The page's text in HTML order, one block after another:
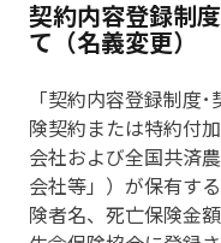
契約内容登録制
て（名義変更）
「契約内容登録制度
険契約または特約付
会社および全国共済
会社等」）が保有す
険者名、死亡保険金